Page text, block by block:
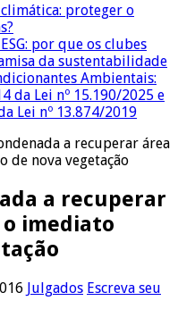
proteger o
por que os clubes
da sustentabilidade
Ambientais:
da Lei nº 15.190/2025 e
Lei nº 13.874/2019
a recuperar área
de nova vegetação
a recuperar
imediato
Julgados Escreva seu